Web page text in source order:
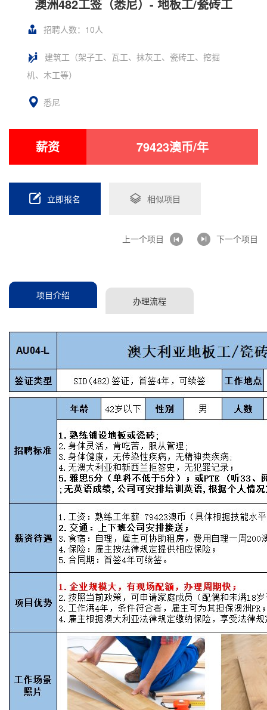
澳洲482工签（悉尼）- 地板工/瓷砖工
招聘人数：10人
建筑工（架子工、瓦工、抹灰工、瓷砖工、挖掘
机、木工等）
悉尼
薪资 79423澳币/年
立即报名 相似项目
上一个项目 下一个项目
项目介绍 办理流程